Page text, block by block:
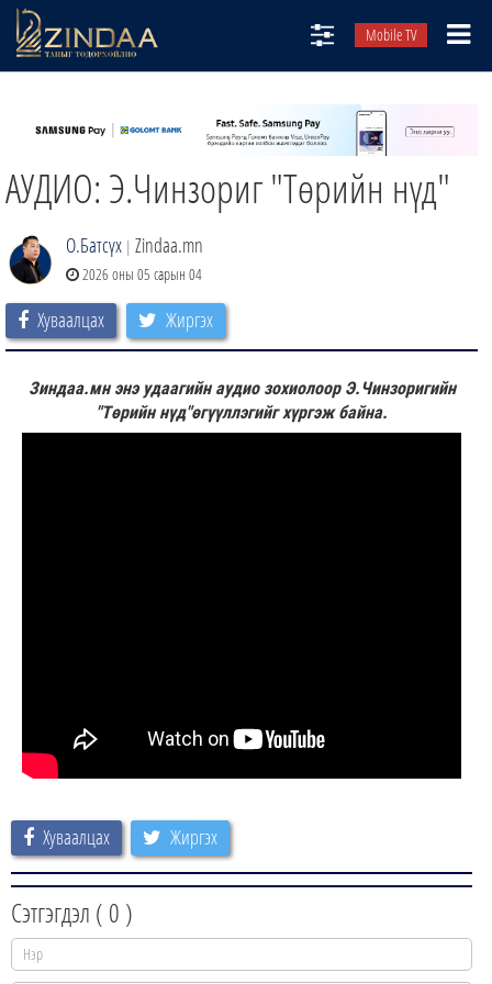
Mobile TV
ТВ8
ӨГЛӨӨНИЙ СОНИН
АУДИО ЗОХИОЛ
ЗИНДАА СЭТГҮҮЛ
АУДИО: Э.Чинзориг "Төрийн нүд"
О.Батсүх | Zindaa.mn
2026 оны 05 сарын 04
Хуваалцах Жиргэх
Зиндаа.мн энэ удаагийн аудио зохиолоор Э.Чинзоригийн
"Төрийн нүд"өгүүллэгийг хүргэж байна.
Хуваалцах Жиргэх
Сэтгэгдэл ( 0 )